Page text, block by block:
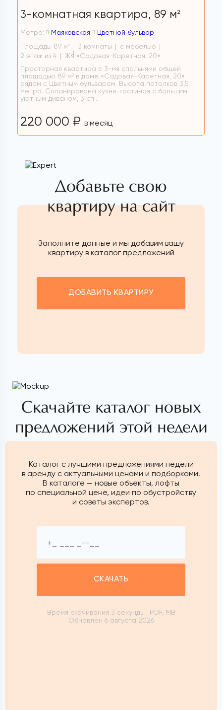
3-комнатная квартира, 89 м2
Метро: Маяковская
Цветной бульвар
Площадь: 89 м 2 3 комнаты
с мебелью
2 этаж из 4
ЖК «Садовая-Каретная, 20»
Просторная квартира с 3-мя спальнями общей
площадью 89 м² в доме «Садовая-Каретная, 20»
рядом с Цветным бульваром. Высота потолков 3,5
метра. Спланирована кухня-гостиная с большим
уютным диваном, 3 сп...
220 000 ₽ в месяц
Добавьте свою
квартиру на сайт
Заполните данные и мы добавим вашу
квартиру в каталог предложений
ДОБАВИТЬ КВАРТИРУ
Скачайте каталог новых
предложений этой недели
Каталог с лучшими предложениями недели
в аренду с актуальными ценами и подборками.
В каталоге — новые объекты, лофты
по специальной цене, идеи по обустройству
и советы экспертов.
СКАЧАТЬ
Время скачивания 3 секунды
PDF, MB
Обновлен 6 августа 2026